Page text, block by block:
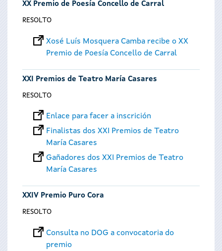
aquíXX Premio de Poesía Concello de Carral
RESOLTO
Xosé Luís Mosquera Camba recibe o XX
Premio de Poesía Concello de Carral
XXI Premios de Teatro María Casares
RESOLTO
Enlace para facer a inscrición
Finalistas dos XXI Premios de Teatro
María Casares
Gañadores dos XXI Premios de Teatro
María Casares
XXIV Premio Puro Cora
RESOLTO
Consulta no DOG a convocatoria do
premio